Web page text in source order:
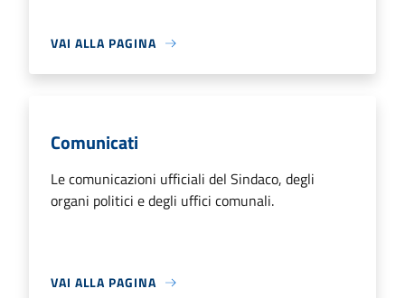
VAI ALLA PAGINA
Comunicati
Le comunicazioni ufficiali del Sindaco, degli
organi politici e degli uffici comunali.
VAI ALLA PAGINA